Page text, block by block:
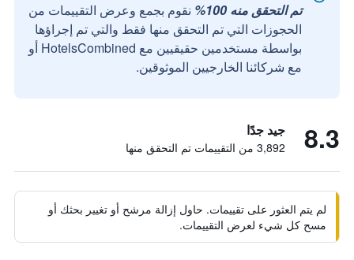
تم التحقق منه 100%
نقوم بجمع وعرض التقييمات من
الحجوزات التي تم التحقق منها فقط والتي تم إجراؤها
بواسطة مستخدمين حقيقيين مع HotelsCombined أو
مع شركائنا الخارجيين الموثوقين.
8.3 جيد جدًا
3,892 من التقييمات تم التحقق منها
لم يتم العثور على تقييمات. حاول إزالة مرشح أو تغيير بحثك أو
مسح كل شيء لعرض التقييمات.